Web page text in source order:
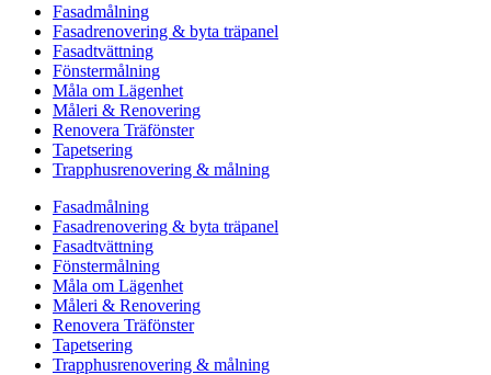
Fasadmålning
Fasadrenovering & byta träpanel
Fasadtvättning
Fönstermålning
Måla om Lägenhet
Måleri & Renovering
Renovera Träfönster
Tapetsering
Trapphusrenovering & målning
Fasadmålning
Fasadrenovering & byta träpanel
Fasadtvättning
Fönstermålning
Måla om Lägenhet
Måleri & Renovering
Renovera Träfönster
Tapetsering
Trapphusrenovering & målning